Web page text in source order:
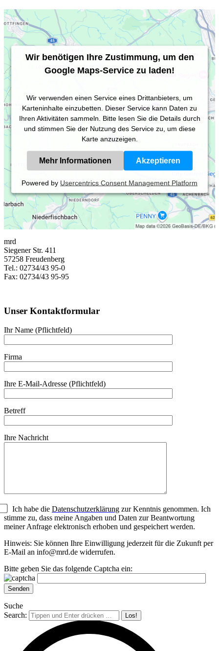
Wir benötigen Ihre Zustimmung, um den
Google Maps-Service zu laden!
Wir verwenden einen Service eines Drittanbieters, um
Karteninhalte einzubetten. Dieser Service kann Daten zu
Ihren Aktivitäten sammeln. Bitte lesen Sie die Details durch
und stimmen Sie der Nutzung des Service zu, um diese
Karte anzuzeigen.
Mehr Informationen Akzeptieren
Powered by Usercentrics Consent Management Platform
mrd
Siegener Str. 411
57258 Freudenberg
Tel.: 02734/43 95-0
Fax: 02734/43 95-95
Unser Kontaktformular
Ihr Name (Pflichtfeld)
Firma
Ihre E-Mail-Adresse (Pflichtfeld)
Betreff
Ihre Nachricht
Ich habe die Datenschutzerklärung zur Kenntnis genommen. Ich
stimme zu, dass meine Angaben und Daten zur Beantwortung
meiner Anfrage elektronisch erhoben und gespeichert werden.
Hinweis: Sie können Ihre Einwilligung jederzeit für die Zukunft per
E-Mail an info@mrd.de widerrufen.
Bitte geben Sie das folgende Captcha ein:
Suche
Search: